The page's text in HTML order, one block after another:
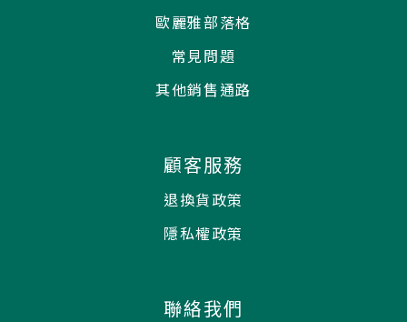
歐麗雅部落格
常見問題
其他銷售通路
顧客服務
退換貨政策
隱私權政策
聯絡我們